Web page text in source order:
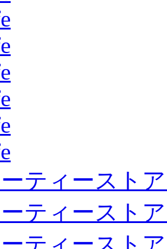
ティースト
ティースト